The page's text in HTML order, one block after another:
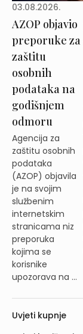
03.08.2026.
AZOP objavio
preporuke za
zaštitu
osobnih
podataka na
godišnjem
odmoru
Agencija za
zaštitu osobnih
podataka
(AZOP) objavila
je na svojim
službenim
internetskim
stranicama niz
preporuka
kojima se
korisnike
upozorava na ...
Uvjeti kupnje